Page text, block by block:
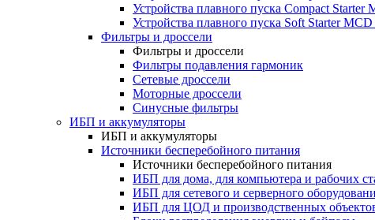
Устройства плавного пуска Compact Starter
Устройства плавного пуска Soft Starter
Фильтры и дроссели
Фильтры и дроссели
Фильтры подавления гармоник
Сетевые дроссели
Моторные дроссели
Синусные фильтры
ИБП и аккумуляторы
ИБП и аккумуляторы
Источники бесперебойного питания
Источники бесперебойного питания
ИБП для дома, для компьютера и рабочих
ИБП для сетевого и серверного
ИБП для ЦОД и производственных